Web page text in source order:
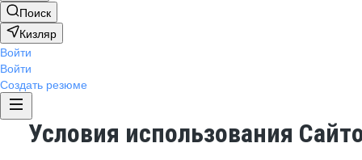
Поиск
Кизляр
Войти
Войти
Создать резюме
Условия использования